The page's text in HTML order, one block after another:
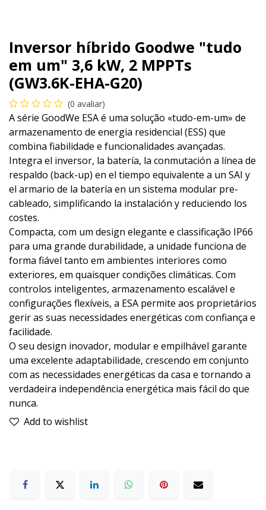
Inversor híbrido Goodwe "tudo
em um" 3,6 kW, 2 MPPTs
(GW3.6K-EHA-G20)
(0 avaliar)
A série GoodWe ESA é uma solução «tudo-em-um» de
armazenamento de energia residencial (ESS) que
combina fiabilidade e funcionalidades avançadas.
Integra el inversor, la batería, la conmutación a línea de
respaldo (back-up) en el tiempo equivalente a un SAI y
el armario de la batería en un sistema modular pre-
cableado, simplificando la instalación y reduciendo los
costes.
Compacta, com um design elegante e classificação IP66
para uma grande durabilidade, a unidade funciona de
forma fiável tanto em ambientes interiores como
exteriores, em quaisquer condições climáticas. Com
controlos inteligentes, armazenamento escalável e
configurações flexíveis, a ESA permite aos proprietários
gerir as suas necessidades energéticas com confiança e
facilidade.
O seu design inovador, modular e empilhável garante
uma excelente adaptabilidade, crescendo em conjunto
com as necessidades energéticas da casa e tornando a
verdadeira independência energética mais fácil do que
nunca.
Add to wishlist